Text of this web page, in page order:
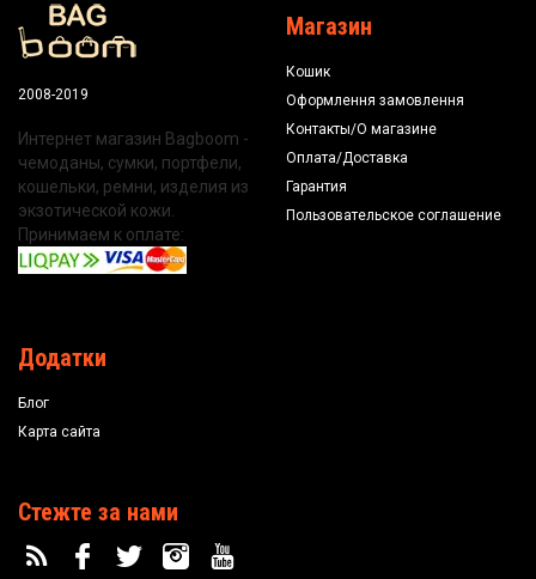
2008-2019
Интернет магазин Bagboom -
чемоданы, сумки, портфели,
кошельки, ремни, изделия из
экзотической кожи.
Принимаем к оплате:
Магазин
Кошик
Оформлення замовлення
Контакты/О магазине
Оплата/Доставка
Гарантия
Пользовательское соглашение
Додатки
Блог
Карта сайта
Стежте за нами